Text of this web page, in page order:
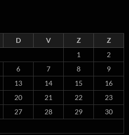
D V Z
Z
1
2
6 7 8
9
13 14 15
16
20 21 22
23
27 28 29
30